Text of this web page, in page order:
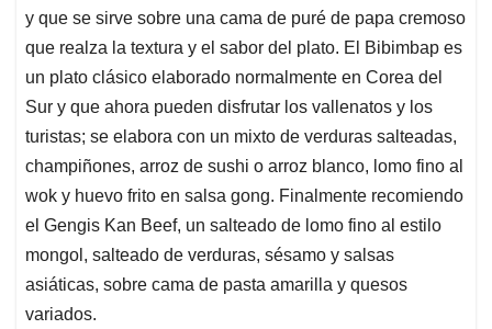
y que se sirve sobre una cama de puré de papa cremoso
que realza la textura y el sabor del plato. El Bibimbap es
un plato clásico elaborado normalmente en Corea del
Sur y que ahora pueden disfrutar los vallenatos y los
turistas; se elabora con un mixto de verduras salteadas,
champiñones, arroz de sushi o arroz blanco, lomo fino al
wok y huevo frito en salsa gong. Finalmente recomiendo
el Gengis Kan Beef, un salteado de lomo fino al estilo
mongol, salteado de verduras, sésamo y salsas
asiáticas, sobre cama de pasta amarilla y quesos
variados.